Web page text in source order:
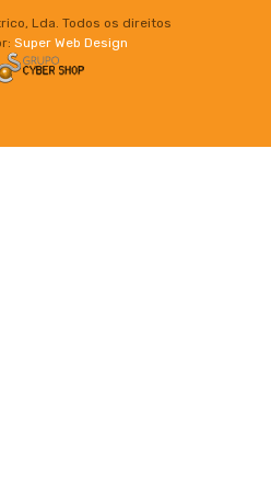
Lda. Todos os direitos
Super Web Design